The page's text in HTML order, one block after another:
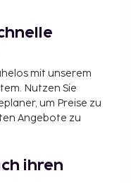
mit unserem
Nutzen Sie
um Preise zu
Angebote zu
ihren